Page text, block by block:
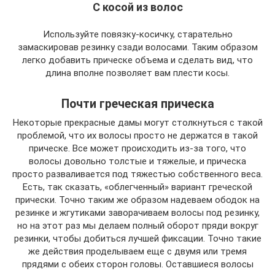
С косой из волос
Используйте повязку-косичку, старательно
замаскировав резинку сзади волосами. Таким образом
легко добавить прическе объема и сделать вид, что
длина вполне позволяет вам плести косы.
Почти греческая прическа
Некоторые прекрасные дамы могут столкнуться с такой
проблемой, что их волосы просто не держатся в такой
прическе. Все может происходить из-за того, что
волосы довольно толстые и тяжелые, и прическа
просто разваливается под тяжестью собственного веса.
Есть, так сказать, «облегченный» вариант греческой
прически. Точно таким же образом надеваем ободок на
резинке и жгутиками заворачиваем волосы под резинку,
но на этот раз мы делаем полный оборот пряди вокруг
резинки, чтобы добиться лучшей фиксации. Точно такие
же действия проделываем еще с двумя или тремя
прядями с обеих сторон головы. Оставшиеся волосы